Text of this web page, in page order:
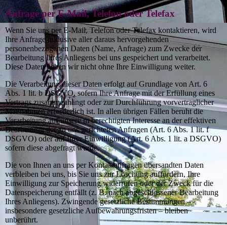
Anfrage per E-Mail, Telefon oder Telefax
Wenn Sie uns per E-Mail, Telefon oder Telefax kontaktieren, wird
Ihre Anfrage inklusive aller daraus hervorgehenden
personenbezogenen Daten (Name, Anfrage) zum Zwecke der
Bearbeitung Ihres Anliegens bei uns gespeichert und verarbeitet.
Diese Daten geben wir nicht ohne Ihre Einwilligung weiter.
Die Verarbeitung dieser Daten erfolgt auf Grundlage von Art. 6
Abs. 1 lit. b DSGVO, sofern Ihre Anfrage mit der Erfüllung eines
Vertrags zusammenhängt oder zur Durchführung vorvertraglicher
Maßnahmen erforderlich ist. In allen übrigen Fällen beruht die
Verarbeitung auf unsere m berechtigten Interesse an der effektiven
Bearbeitung der an uns gerichteten Anfragen (Art. 6 Abs. 1 lit. f
DSGVO) oder auf Ihrer Einwilligung (Art. 6 Abs. 1 lit. a DSGVO)
sofern diese abgefragt wurde.
Die von Ihnen an uns per Kontaktanfragen übersandten Daten
verbleiben bei uns, bis Sie uns zur Löschung auffordern, Ihre
Einwilligung zur Speicherung widerrufen oder der Zweck für die
Datenspeicherung entfällt (z. B. nach abgeschlossener Bearbeitung
Ihres Anliegens). Zwingende gesetzliche Bestimmungen –
insbesondere gesetzliche Aufbewahrungsfristen – bleiben
unberührt.